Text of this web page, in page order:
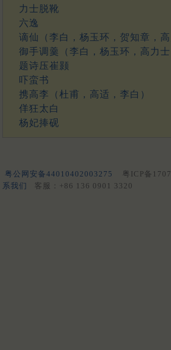
力士脱靴
六逸
谪仙（李白，杨玉环，贺知章，高
御手调羹（李白，杨玉环，高力士
题诗压崔颢
吓蛮书
携高李（杜甫，高适，李白）
佯狂太白
杨妃捧砚
粤公网安备44010402003275 粤ICP备
系我们
客服：+86 136 0901 3320